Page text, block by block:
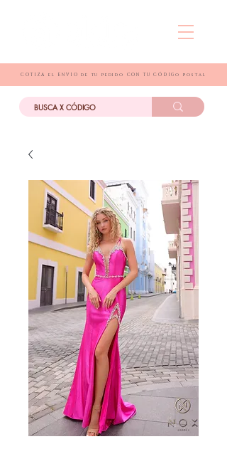
COTIZA el ENVIO de tu pedido CON TU CÓDIGo postal